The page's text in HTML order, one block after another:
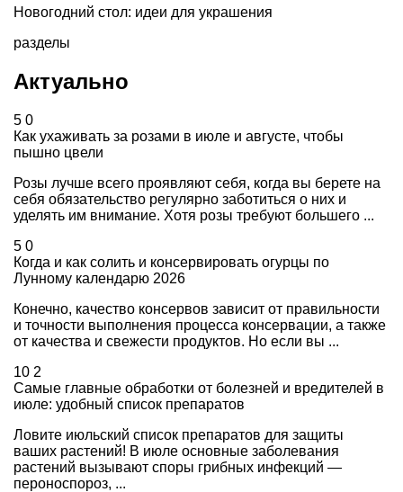
Новогодний стол: идеи для украшения
разделы
Актуально
5 0
Как ухаживать за розами в июле и августе, чтобы
пышно цвели
Розы лучше всего проявляют себя, когда вы берете на
себя обязательство регулярно заботиться о них и
уделять им внимание. Хотя розы требуют большего ...
5 0
Когда и как солить и консервировать огурцы по
Лунному календарю 2026
Конечно, качество консервов зависит от правильности
и точности выполнения процесса консервации, а также
от качества и свежести продуктов. Но если вы ...
10 2
Самые главные обработки от болезней и вредителей в
июле: удобный список препаратов
Ловите июльский список препаратов для защиты
ваших растений! В июле основные заболевания
растений вызывают споры грибных инфекций —
пероноспороз, ...